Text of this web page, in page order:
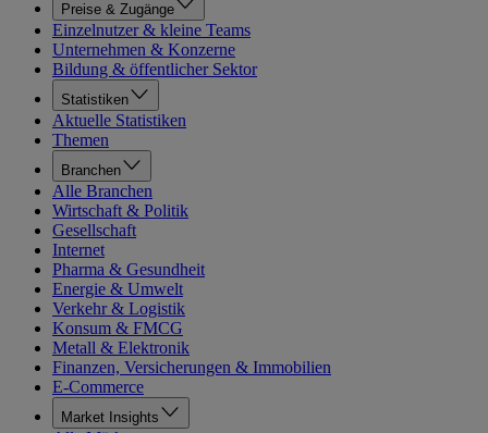
Preise & Zugänge
Einzelnutzer & kleine Teams
Unternehmen & Konzerne
Bildung & öffentlicher Sektor
Statistiken
Aktuelle Statistiken
Themen
Branchen
Alle Branchen
Wirtschaft & Politik
Gesellschaft
Internet
Pharma & Gesundheit
Energie & Umwelt
Verkehr & Logistik
Konsum & FMCG
Metall & Elektronik
Finanzen, Versicherungen & Immobilien
E-Commerce
Market Insights